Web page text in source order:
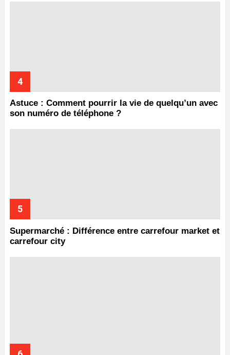
Astuce : Comment pourrir la vie de quelqu’un avec
son numéro de téléphone ?
Supermarché : Différence entre carrefour market et
carrefour city